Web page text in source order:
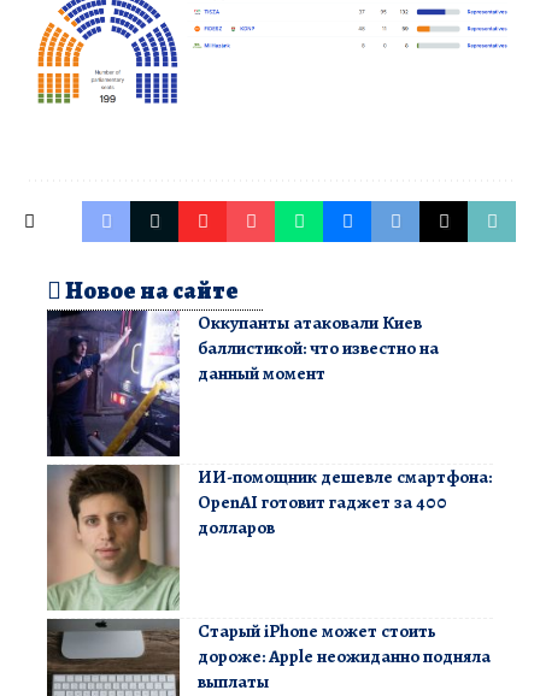
Новое на сайте
Оккупанты атаковали Киев
баллистикой: что известно на
данный момент
ИИ-помощник дешевле смартфона:
OpenAI готовит гаджет за 400
долларов
Старый iPhone может стоить
дороже: Apple неожиданно подняла
выплаты